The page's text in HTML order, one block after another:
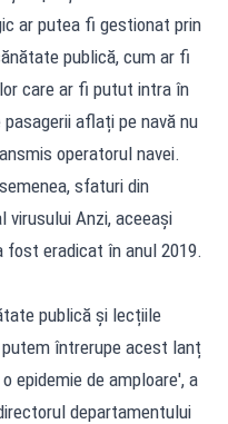
ar putea fi gestionat prin
publică, cum ar fi
care ar fi putut intra în
aflați pe navă nu
operatorul navei.
sfaturi din
virusului Anzi, aceeași
fost eradicat în anul 2019.
publică și lecțiile
întrerupe acest lanț
epidemie de amploare', a
departamentului